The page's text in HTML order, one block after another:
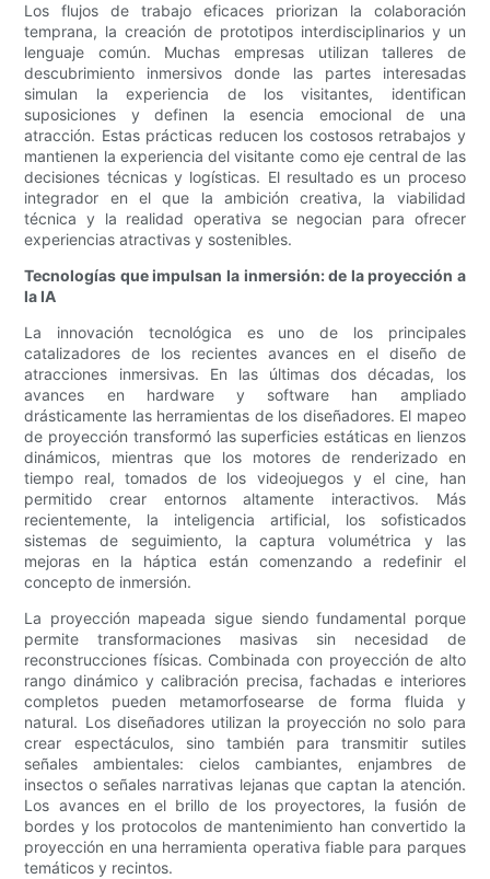
Los flujos de trabajo eficaces priorizan la colaboración
temprana, la creación de prototipos interdisciplinarios y un
lenguaje común. Muchas empresas utilizan talleres de
descubrimiento inmersivos donde las partes interesadas
simulan la experiencia de los visitantes, identifican
suposiciones y definen la esencia emocional de una
atracción. Estas prácticas reducen los costosos retrabajos y
mantienen la experiencia del visitante como eje central de las
decisiones técnicas y logísticas. El resultado es un proceso
integrador en el que la ambición creativa, la viabilidad
técnica y la realidad operativa se negocian para ofrecer
experiencias atractivas y sostenibles.
Tecnologías que impulsan la inmersión: de la proyección a
la IA
La innovación tecnológica es uno de los principales
catalizadores de los recientes avances en el diseño de
atracciones inmersivas. En las últimas dos décadas, los
avances en hardware y software han ampliado
drásticamente las herramientas de los diseñadores. El mapeo
de proyección transformó las superficies estáticas en lienzos
dinámicos, mientras que los motores de renderizado en
tiempo real, tomados de los videojuegos y el cine, han
permitido crear entornos altamente interactivos. Más
recientemente, la inteligencia artificial, los sofisticados
sistemas de seguimiento, la captura volumétrica y las
mejoras en la háptica están comenzando a redefinir el
concepto de inmersión.
La proyección mapeada sigue siendo fundamental porque
permite transformaciones masivas sin necesidad de
reconstrucciones físicas. Combinada con proyección de alto
rango dinámico y calibración precisa, fachadas e interiores
completos pueden metamorfosearse de forma fluida y
natural. Los diseñadores utilizan la proyección no solo para
crear espectáculos, sino también para transmitir sutiles
señales ambientales: cielos cambiantes, enjambres de
insectos o señales narrativas lejanas que captan la atención.
Los avances en el brillo de los proyectores, la fusión de
bordes y los protocolos de mantenimiento han convertido la
proyección en una herramienta operativa fiable para parques
temáticos y recintos.